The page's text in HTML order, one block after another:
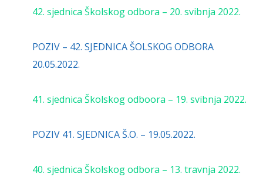
42. sjednica Školskog odbora – 20. svibnja 2022.
POZIV – 42. SJEDNICA ŠOLSKOG ODBORA
20.05.2022.
41. sjednica Školskog odboora – 19. svibnja 2022.
POZIV 41. SJEDNICA Š.O. – 19.05.2022.
40. sjednica Školskog odbora – 13. travnja 2022.